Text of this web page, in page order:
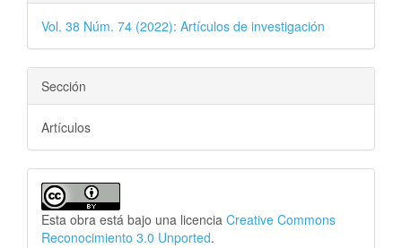
Vol. 38 Núm. 74 (2022): Artículos de investigación
Sección
Artículos
Esta obra está bajo una licencia Creative Commons
Reconocimiento 3.0 Unported.